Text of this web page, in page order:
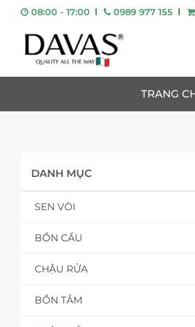
08:00 - 17:00 0989 977 155
TRANG
DANH MỤC
SEN VÒI
BỒN CẦU
CHẬU RỬA
BỒN TẮM